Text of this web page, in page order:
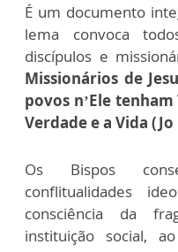
É um documento
lema convoca
discípulos e
Missionários de
povos n’Ele
Verdade e a Vida (Jo
Os Bispos
conflitualidades
consciência da
instituição social,